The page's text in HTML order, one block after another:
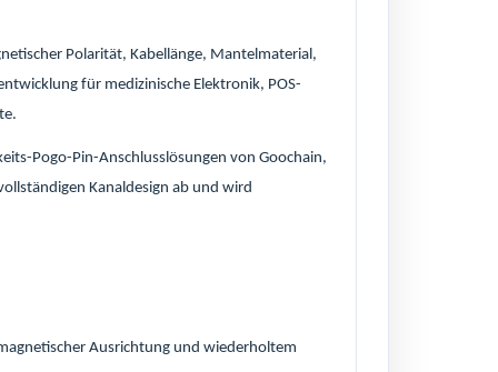
Polarität, Kabellänge, Mantelmaterial,
für medizinische Elektronik, POS-
Pogo-Pin-Anschlusslösungen von Goochain,
Kanaldesign ab und wird
Ausrichtung und wiederholtem